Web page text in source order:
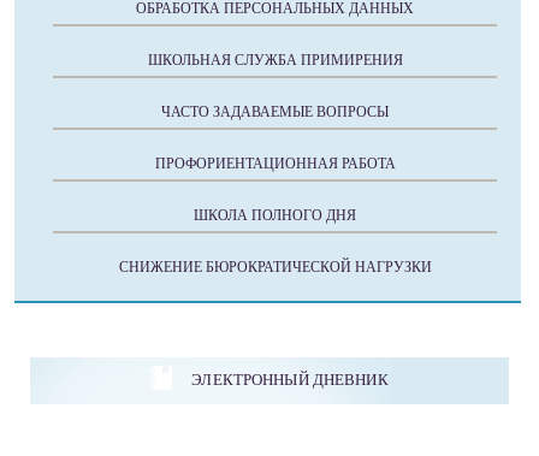
ОБРАБОТКА ПЕРСОНАЛЬНЫХ ДАННЫХ
ШКОЛЬНАЯ СЛУЖБА ПРИМИРЕНИЯ
ЧАСТО ЗАДАВАЕМЫЕ ВОПРОСЫ
ПРОФОРИЕНТАЦИОННАЯ РАБОТА
ШКОЛА ПОЛНОГО ДНЯ
СНИЖЕНИЕ БЮРОКРАТИЧЕСКОЙ НАГРУЗКИ
ЭЛЕКТРОННЫЙ ДНЕВНИК